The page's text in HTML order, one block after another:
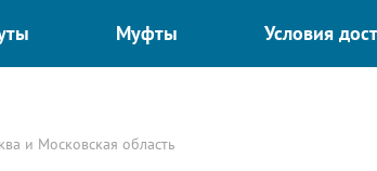
Муфты Условия
и Московская область